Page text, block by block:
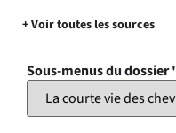
+ Voir toutes les sources
Sous-menus du